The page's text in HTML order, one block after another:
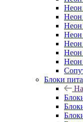
Неон
Неон
Блоки